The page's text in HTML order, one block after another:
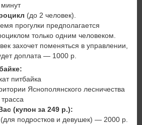
(до 2 человек).
прогулки предполагается
только одним человеком.
захочет поменяться в управлении,
доплата — 1000 р.
питбайка
Яснополянского лесничества
(купон за 249 р.):
подростков и девушек) — 2000 р.